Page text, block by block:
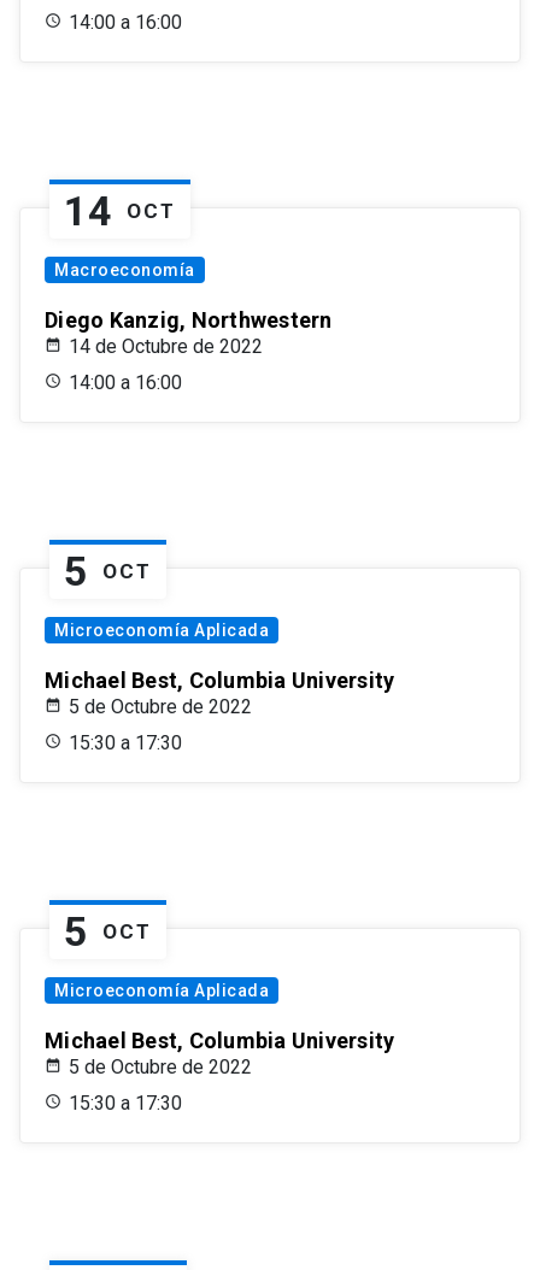
14:00 a 16:00
14 OCT
Macroeconomía
Diego Kanzig, Northwestern
14 de Octubre de 2022
14:00 a 16:00
5 OCT
Microeconomía Aplicada
Michael Best, Columbia University
5 de Octubre de 2022
15:30 a 17:30
5 OCT
Microeconomía Aplicada
Michael Best, Columbia University
5 de Octubre de 2022
15:30 a 17:30